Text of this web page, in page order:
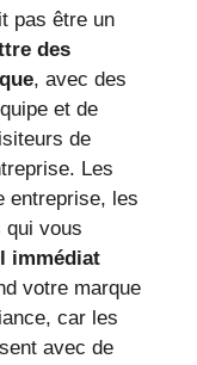
pas être un
des
, avec des
et de
de
Les
entreprise, les
qui vous
immédiat
votre marque
car les
avec de